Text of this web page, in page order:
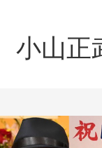
小山正